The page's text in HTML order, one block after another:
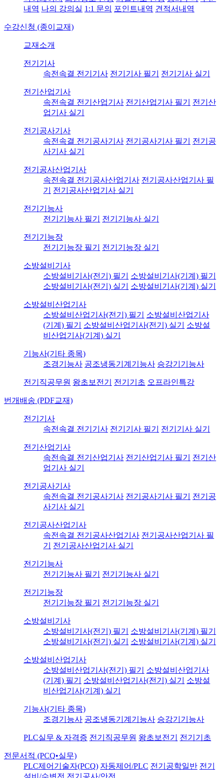
내역 나의 강의실 1:1 문의 포인트내역 견적서내역
수강신청 (종이교재)
교재소개
전기기사
속전속결 전기기사 전기기사 필기 전기기사 실기
전기산업기사
속전속결 전기산업기사 전기산업기사 필기
전기산
업기사 실기
전기공사기사
속전속결 전기공사기사 전기공사기사 필기
전기공
사기사 실기
전기공사산업기사
속전속결 전기공사산업기사 전기공사산업기사 필
기
전기공사산업기사 실기
전기기능사
전기기능사 필기
전기기능사 실기
전기기능장
전기기능장 필기
전기기능장 실기
소방설비기사
소방설비기사(전기) 필기
소방설비기사(기계) 필기
소방설비기사(전기) 실기
소방설비기사(기계) 실기
소방설비산업기사
소방설비산업기사(전기) 필기
소방설비산업기사
(기계) 필기
소방설비산업기사(전기) 실기
소방설
비산업기사(기계) 실기
기능사(기타 종목)
조경기능사 공조냉동기계기능사 승강기기능사
전기직공무원 왕초보전기 전기기초 오프라인특강
번개배송 (PDF교재)
전기기사
속전속결 전기기사 전기기사 필기 전기기사 실기
전기산업기사
속전속결 전기산업기사 전기산업기사 필기
전기산
업기사 실기
전기공사기사
속전속결 전기공사기사 전기공사기사 필기
전기공
사기사 실기
전기공사산업기사
속전속결 전기공사산업기사 전기공사산업기사 필
기
전기공사산업기사 실기
전기기능사
전기기능사 필기
전기기능사 실기
전기기능장
전기기능장 필기
전기기능장 실기
소방설비기사
소방설비기사(전기) 필기
소방설비기사(기계) 필기
소방설비기사(전기) 실기
소방설비기사(기계) 실기
소방설비산업기사
소방설비산업기사(전기) 필기
소방설비산업기사
(기계) 필기
소방설비산업기사(전기) 실기
소방설
비산업기사(기계) 실기
기능사(기타 종목)
조경기능사 공조냉동기계기능사 승강기기능사
PLC실무 & 자격증 전기직공무원 왕초보전기 전기기초
전문서적 (PCQ•실무)
PLC제어기술자(PCQ) 자동제어/PLC 전기공학일반 전기